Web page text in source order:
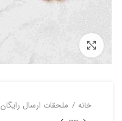
خانه ملحقات ارسال رایگان